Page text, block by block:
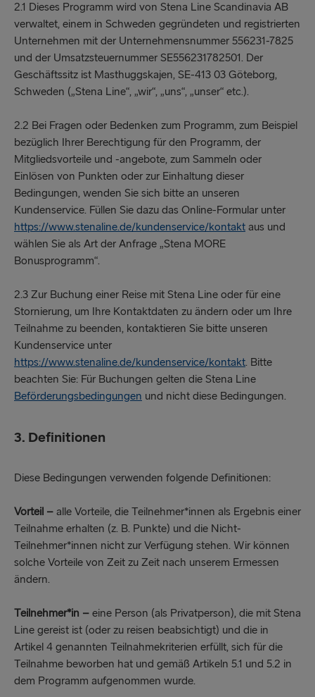
2.1 Dieses Programm wird von Stena Line Scandinavia AB
verwaltet, einem in Schweden gegründeten und registrierten
Unternehmen mit der Unternehmensnummer 556231-7825
und der Umsatzsteuernummer SE556231782501. Der
Geschäftssitz ist Masthuggskajen, SE-413 03 Göteborg,
Schweden („Stena Line“, „wir“, „uns“, „unser“ etc.).
2.2 Bei Fragen oder Bedenken zum Programm, zum Beispiel
bezüglich Ihrer Berechtigung für den Programm, der
Mitgliedsvorteile und -angebote, zum Sammeln oder
Einlösen von Punkten oder zur Einhaltung dieser
Bedingungen, wenden Sie sich bitte an unseren
Kundenservice. Füllen Sie dazu das Online-Formular unter
https://www.stenaline.de/kundenservice/kontakt aus und
wählen Sie als Art der Anfrage „Stena MORE
Bonusprogramm“.
2.3 Zur Buchung einer Reise mit Stena Line oder für eine
Stornierung, um Ihre Kontaktdaten zu ändern oder um Ihre
Teilnahme zu beenden, kontaktieren Sie bitte unseren
Kundenservice unter
https://www.stenaline.de/kundenservice/kontakt. Bitte
beachten Sie: Für Buchungen gelten die Stena Line
Beförderungsbedingungen und nicht diese Bedingungen.
3. Definitionen
Diese Bedingungen verwenden folgende Definitionen:
Vorteil – alle Vorteile, die Teilnehmer*innen als Ergebnis einer
Teilnahme erhalten (z. B. Punkte) und die Nicht-
Teilnehmer*innen nicht zur Verfügung stehen. Wir können
solche Vorteile von Zeit zu Zeit nach unserem Ermessen
ändern.
Teilnehmer*in – eine Person (als Privatperson), die mit Stena
Line gereist ist (oder zu reisen beabsichtigt) und die in
Artikel 4 genannten Teilnahmekriterien erfüllt, sich für die
Teilnahme beworben hat und gemäß Artikeln 5.1 und 5.2 in
dem Programm aufgenommen wurde.